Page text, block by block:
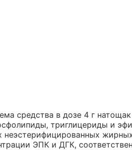
средства в дозе 4 г
триглицериды и
неэстерифицированных
ЭПК и ДГК,